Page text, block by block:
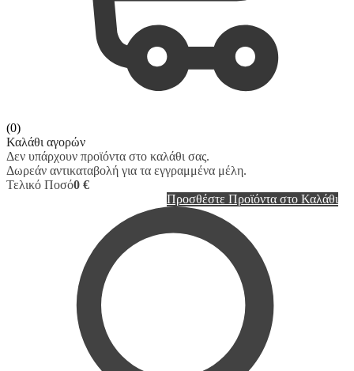
(0)
Καλάθι αγορών
Δεν υπάρχουν προϊόντα στο καλάθι σας.
Δωρεάν αντικαταβολή για τα εγγραμμένα μέλη.
Τελικό Ποσό0 €
Προσθέστε Προϊόντα στο Καλάθι